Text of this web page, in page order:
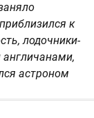
к
лодочники-
астроном